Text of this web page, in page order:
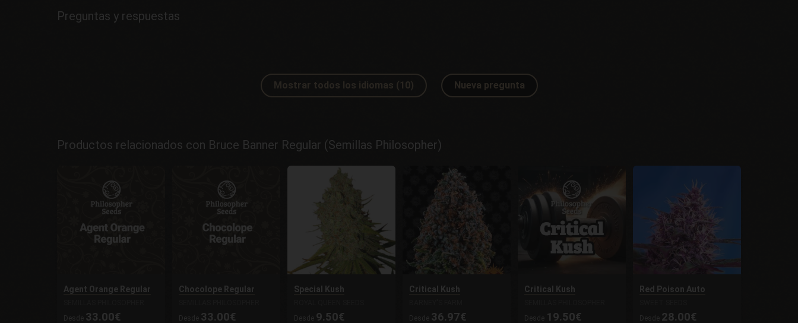
Preguntas y respuestas
Mostrar todos los idiomas (10) Nueva pregunta
Productos relacionados con Bruce Banner Regular (Semillas Philosopher)
Agent Orange Regular
Desde 33.00€
Chocolope Regular
Desde 33.00€
Special Kush
Desde 9.50€
Critical Kush
Desde 36.97€
Critical Kush
Desde
19.50€
Red Poison Auto
Desde 28.00€